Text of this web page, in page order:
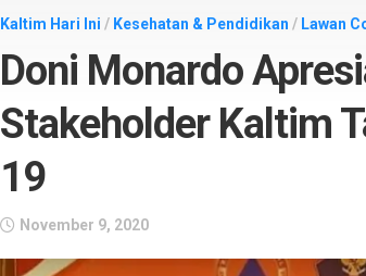
Kaltim Hari Ini / Kesehatan & Pendidikan / Lawan
Doni Monardo
Stakeholder Kaltim
19
November 9, 2020